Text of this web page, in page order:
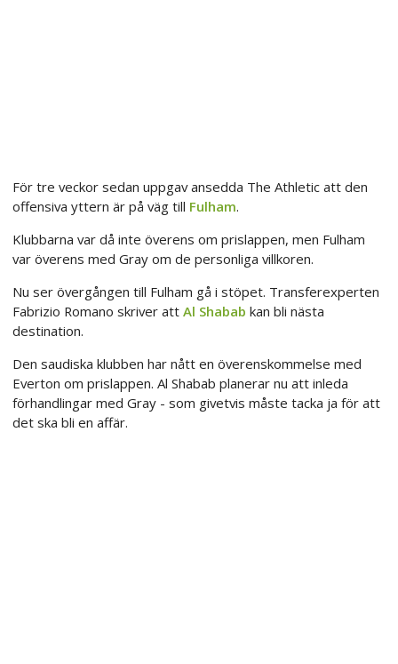
För tre veckor sedan uppgav ansedda The Athletic att den
offensiva yttern är på väg till Fulham.
Klubbarna var då inte överens om prislappen, men Fulham
var överens med Gray om de personliga villkoren.
Nu ser övergången till Fulham gå i stöpet. Transferexperten
Fabrizio Romano skriver att Al Shabab kan bli nästa
destination.
Den saudiska klubben har nått en överenskommelse med
Everton om prislappen. Al Shabab planerar nu att inleda
förhandlingar med Gray - som givetvis måste tacka ja för att
det ska bli en affär.